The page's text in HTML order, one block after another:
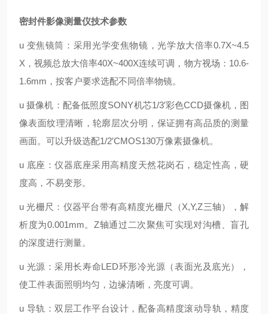
密封件影像测量仪技术参数
u 变焦镜筒：采用光学变焦物镜，光学放大倍率0.7X~4.5
X，视频总放大倍率40X~400X连续可调，物方视场：10.6-
1.6mm，按客户要求选配不同倍率物镜。
u 摄像机：配备低照度SONY机芯1/3′彩色CCD摄像机，图
像表面纹理清晰，轮廓层次分明，保证拥有高品质的测量
画面。可以升级选配1/2′CMOS130万像素摄像机。
u 底座：仪器底座采用高精度天然花岗石，稳定性高，硬
度高，不易变形。
u 光栅尺：仪器平台带有高精度光栅尺（X,Y,Z三轴），解
析度为0.001mm。Z轴通过二次聚焦可实现对沟槽、盲孔
的深度进行测量。
u 光源：采用长寿命LED环形冷光源（表面光及底光），
使工件表面照明均匀，边缘清晰，亮度可调。
u 导轨：双层工作平台设计，配备高精度滚动导轨，精度